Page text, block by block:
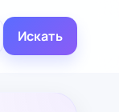
Искать